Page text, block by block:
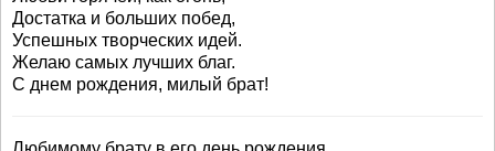
Достатка и больших побед,
Успешных творческих идей.
Желаю самых лучших благ.
С днем рождения, милый брат!